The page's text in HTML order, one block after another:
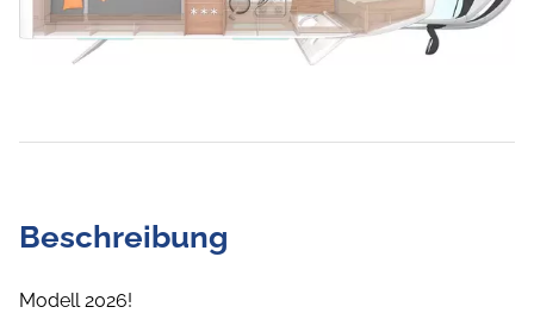
Beschreibung
Modell 2026!